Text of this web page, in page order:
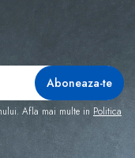
Afla mai multe in Politica